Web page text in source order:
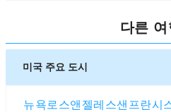
포트워스, 오클라호마시티
요되어 당일 여행이 가능합
다른 여
미국 주요 도시
뉴욕 로스앤젤레스샌프란시